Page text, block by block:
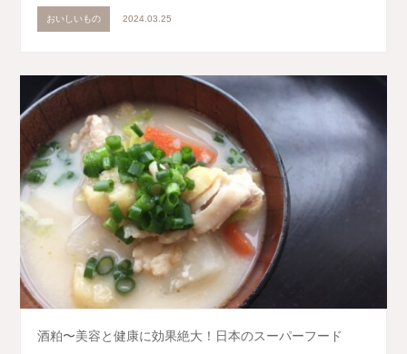
おいしいもの 2024.03.25
酒粕〜美容と健康に効果絶大！日本のスーパーフード